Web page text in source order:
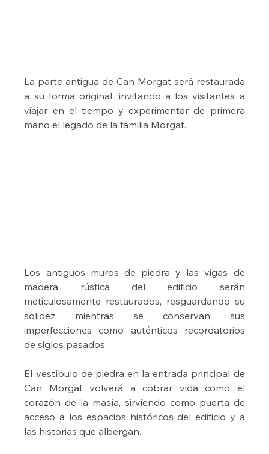
La parte antigua de Can Morgat será restaurada
a su forma original, invitando a los visitantes a
viajar en el tiempo y experimentar de primera
mano el legado de la familia Morgat.
Los antiguos muros de piedra y las vigas de
madera rústica del edificio serán
meticulosamente restaurados, resguardando su
solidez mientras se conservan sus
imperfecciones como auténticos recordatorios
de siglos pasados.
El vestíbulo de piedra en la entrada principal de
Can Morgat volverá a cobrar vida como el
corazón de la masía, sirviendo como puerta de
acceso a los espacios históricos del edificio y a
las historias que albergan.